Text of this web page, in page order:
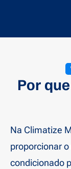
Por
Na Climatize
proporcionar
condicionado